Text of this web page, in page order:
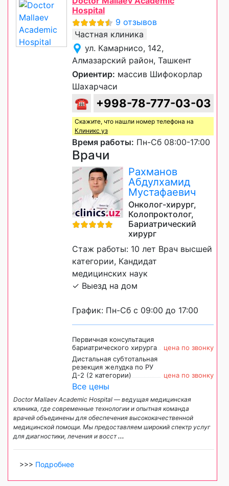
Hospital
9 отзывов
Частная клиника
ул. Камарнисо, 142,
Алмазарский район, Ташкент
Ориентир: массив Шифокорлар
Шахарчаси
☎ +998-78-777-03-03
Скажите, что нашли номер телефона на
Клиникс уз
Время работы: Пн-Сб 08:00-17:00
Врачи
Рахманов
Абдулхамид
Мустафаевич
Онколог-хирург,
Колопроктолог,
Бариатрический
хирург
Стаж работы: 10 лет Врач высшей
категории, Кандидат
медицинских наук
✓ Выезд на дом
График: Пн-Сб с 09:00 до 17:00
Первичная консультация
бариатрического хирурга
цена по звонку
Дистальная субтотальная
резекция желудка по РУ
Д-2 (2 категории)
цена по звонку
Все цены
Doctor Mallaev Academic Hospital — ведущая медицинская
клиника, где современные технологии и опытная команда
врачей объединены для обеспечения высококачественной
медицинской помощи. Мы предоставляем широкий спектр услуг
для диагностики, лечения и восст...
>>> Подробнее